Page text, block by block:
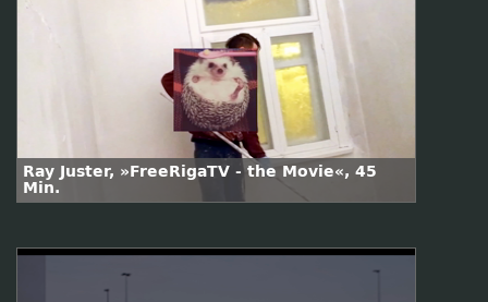
Ray Juster, »FreeRigaTV - the Movie«, 45
Min.